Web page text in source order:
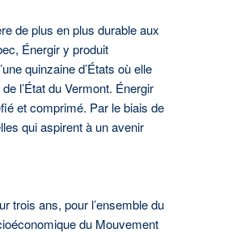
de plus en plus durable aux
Énergir y produit
quinzaine d’États où elle
l’État du Vermont. Énergir
et comprimé. Par le biais de
qui aspirent à un avenir
trois ans, pour l’ensemble du
du Mouvement